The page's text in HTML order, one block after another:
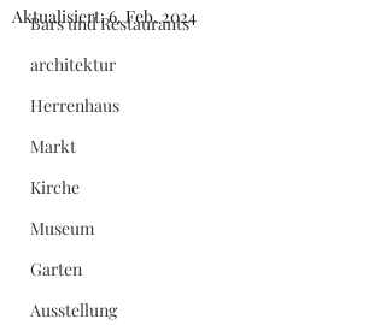
Bars und Restaurants
architektur
Herrenhaus
Markt
Kirche
Museum
Garten
Ausstellung
Aktualisiert:6. Feb. 2024